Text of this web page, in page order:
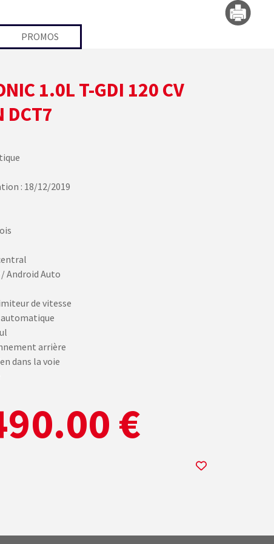
PROMOS
1.0L T-GDI 120 CV
DCT7
: 18/12/2019
Android Auto
de vitesse
arrière
dans la voie
€